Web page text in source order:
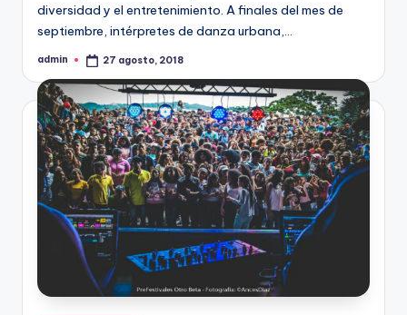
diversidad y el entretenimiento. A finales del mes de
septiembre, intérpretes de danza urbana,…
Publicado
admin 27 agosto, 2018